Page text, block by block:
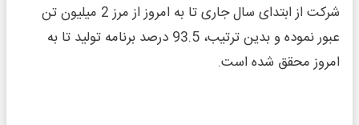
شرکت از ابتدای سال جاری تا به امروز از مرز 2 میلیون تن
عبور نموده و بدین ترتیب، 93.5 درصد برنامه تولید تا به
امروز محقق شده است.